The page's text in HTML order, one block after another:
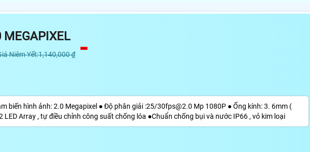
MEGAPIXEL
Niêm Yết:1,140,000 ₫
biến hình ảnh: 2.0 Megapixel ● Độ phân giải :25/30fps@2.0 Mp 1080P ● Ống kính: 3. 6mm (
LED Array , tự điều chỉnh công suất chống lóa ●Chuẩn chống bụi và nước IP66 , vỏ kim loại